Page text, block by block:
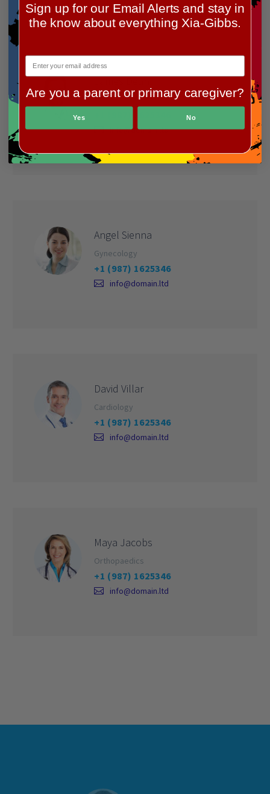
James Dean
Endocrinology
info@domain.ltd
Angel Sienna
Gynecology
+1 (987) 1625346
info@domain.ltd
David Villar
Cardiology
+1 (987) 1625346
info@domain.ltd
Maya Jacobs
Orthopaedics
+1 (987) 1625346
info@domain.ltd
Sign up for our Email Alerts and stay in
the know about everything Xia-Gibbs.
Are you a parent or primary caregiver?
Yes No